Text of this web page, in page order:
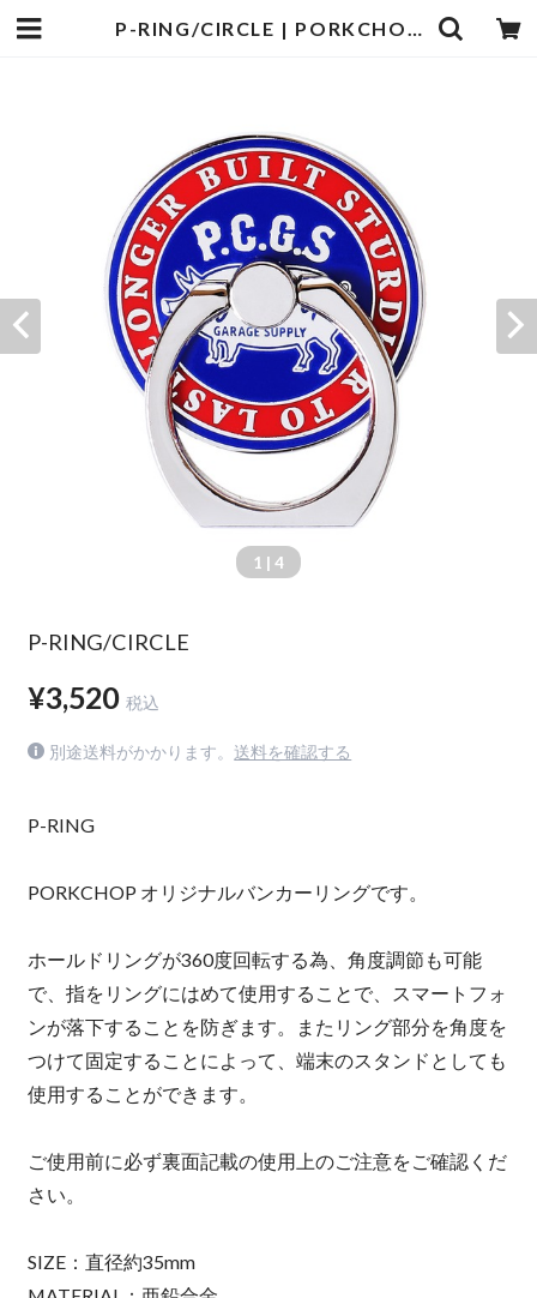
P-RING/CIRCLE | PORKCHOP GARAGE SUPPLY
1 | 4
P-RING/CIRCLE
¥3,520 税込
別途送料がかかります。 送料を確認する
P-RING
PORKCHOP オリジナルバンカーリングです。
ホールドリングが360度回転する為、角度調節も可能
で、指をリングにはめて使用することで、スマートフォ
ンが落下することを防ぎます。またリング部分を角度を
つけて固定することによって、端末のスタンドとしても
使用することができます。
ご使用前に必ず裏面記載の使用上のご注意をご確認くだ
さい。
SIZE：直径約35mm